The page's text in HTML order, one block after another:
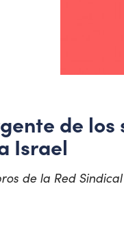
de
Israel
de la Red